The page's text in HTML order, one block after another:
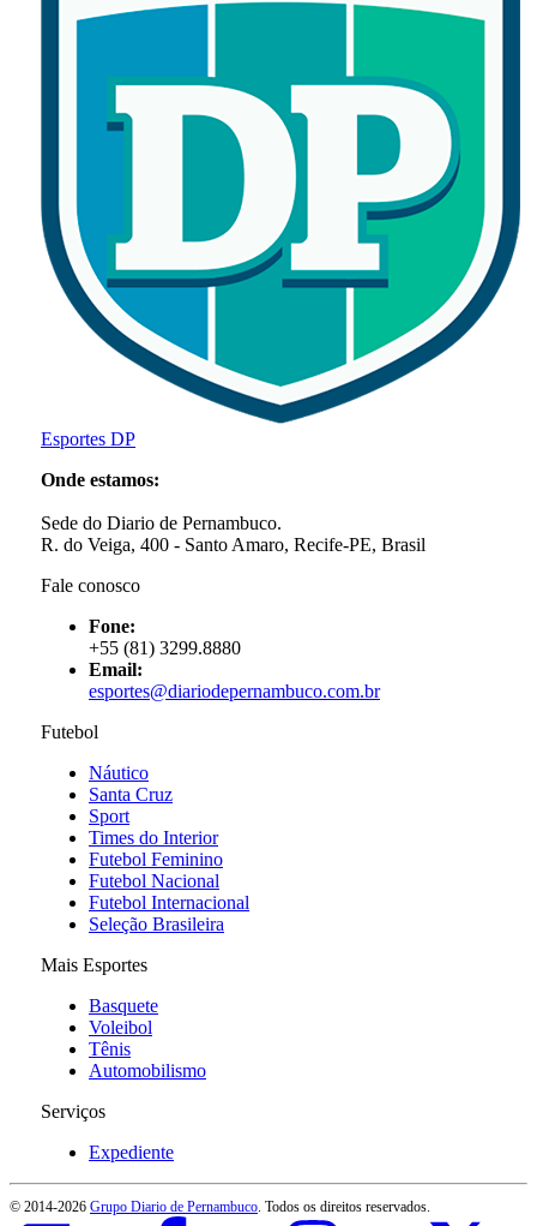
Esportes DP
Onde estamos:
Sede do Diario de Pernambuco.
R. do Veiga, 400 - Santo Amaro, Recife-PE, Brasil
Fale conosco
Fone:
+55 (81) 3299.8880
Email:
esportes@diariodepernambuco.com.br
Futebol
Náutico
Santa Cruz
Sport
Times do Interior
Futebol Feminino
Futebol Nacional
Futebol Internacional
Seleção Brasileira
Mais Esportes
Basquete
Voleibol
Tênis
Automobilismo
Serviços
Expediente
© 2014-2026 Grupo Diario de Pernambuco . Todos os direitos reservados.